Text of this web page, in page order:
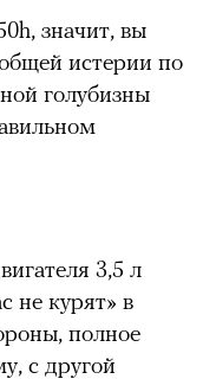
значит, вы
истерии по
голубизны
3,5 л
не курят» в
полное
с другой